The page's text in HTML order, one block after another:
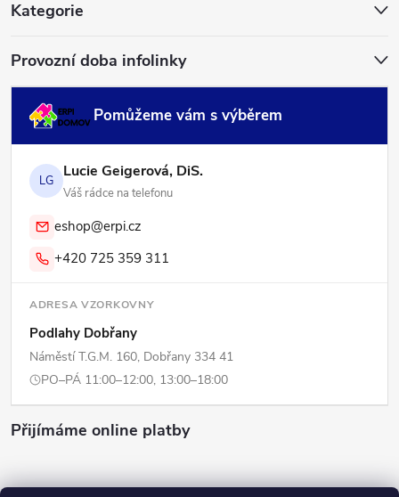
Kategorie
Provozní doba infolinky
Pomůžeme vám s výběrem
LG Lucie Geigerová, DiS.
Váš rádce na telefonu
eshop@erpi.cz
+420 725 359 311
ADRESA VZORKOVNY
Podlahy Dobřany
Náměstí T.G.M. 160, Dobřany 334 41
PO–PÁ 11:00–12:00, 13:00–18:00
Přijímáme online platby